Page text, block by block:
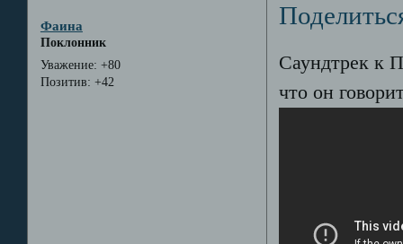
Фаина
Поклонник
Уважение: +80
Позитив: +42
Саундтрек к
что он